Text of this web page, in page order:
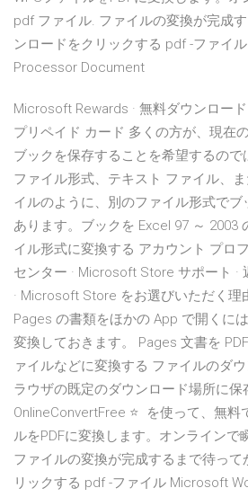
pdf ファイル. ファイルの変換が完成
ンロードをクリックする pdf -ファイ
Processor Document
Microsoft Rewards · 無料ダウンロー
プリペイド カード 多くの方が、現在
ブックを保存することを希望するの
ファイル形式、テキスト ファイル、ま
イルのように、別のファイル形式でブ
あります。ブックを Excel 97 ～ 2003
イル形式に変換する アカウント プロ
センター · Microsoft Store サポート ·
· Microsoft Store をお選びいただく理
Pages の書類をほかの App で開くに
変換しておきます。 Pages 文書を
ァイルなどに変換する ファイルのダ
ラウザの既定のダウンロード場所に保
OnlineConvertFree ⭐ ️ を使って、無料
ルをPDFに変換します。オンラインで
ファイルの変換が完成するまで待って
リックする pdf -ファイル Microsoft